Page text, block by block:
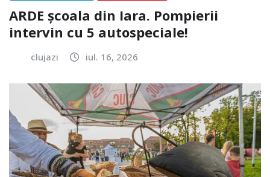
ARDE școala din Iara. Pompierii
intervin cu 5 autospeciale!
clujazi iul. 16, 2026